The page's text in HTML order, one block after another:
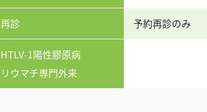
再診 予約再診のみ
HTLV-1陽性膠原病
リウマチ専門外来